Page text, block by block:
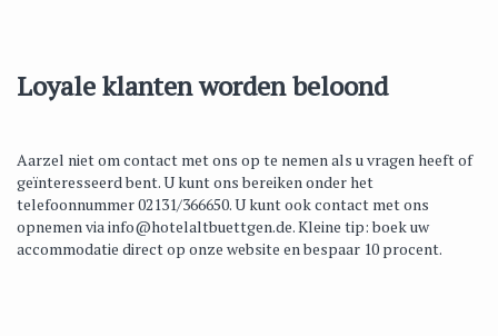
Loyale klanten worden beloond
Aarzel niet om contact met ons op te nemen als u vragen heeft of
geïnteresseerd bent. U kunt ons bereiken onder het
telefoonnummer 02131/366650. U kunt ook contact met ons
opnemen viainfo@hotelaltbuettgen.de. Kleine tip: boek uw
accommodatie direct op onze website en bespaar 10 procent.